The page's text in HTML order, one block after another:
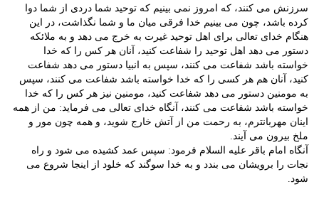
سرزنش می کنند، که امروز نمی بینیم که توحید شما دردی از شما دوا
کرده باشد، چون می بینیم خدا فرقی میان ما و شما نگذاشت، در این
هنگام خدای تعالی برای اهل توحید غیرت به خرج می دهد و به ملائکه
دستور می دهد اهل توحید را شفاعت کنید، آنان هر کس را که خدا
خواسته باشد شفاعت می کنند، سپس به انبیا دستور می دهد شفاعت
کنید، آنان هم هر کسی را که خدا خواسته باشد شفاعت می کنند، سپس
به مومنین دستور می دهد شفاعت کنید، مومنین نیز هر کس را که خدا
خواسته باشد شفاعت می کنند، آنگاه خدای تعالی می فرماید: من از همه
اینان مهربانترم، به رحمت من از آتش خارج شوید، و همه چون مور و
ملخ بیرون می آیند.
آنگاه امام باقر علیه السلام فرمود: سپس عمد کشیده می شود و راه
نجات را برویشان می بندد و به خدا سوگند که خلود از اینجا شروع می
شود.